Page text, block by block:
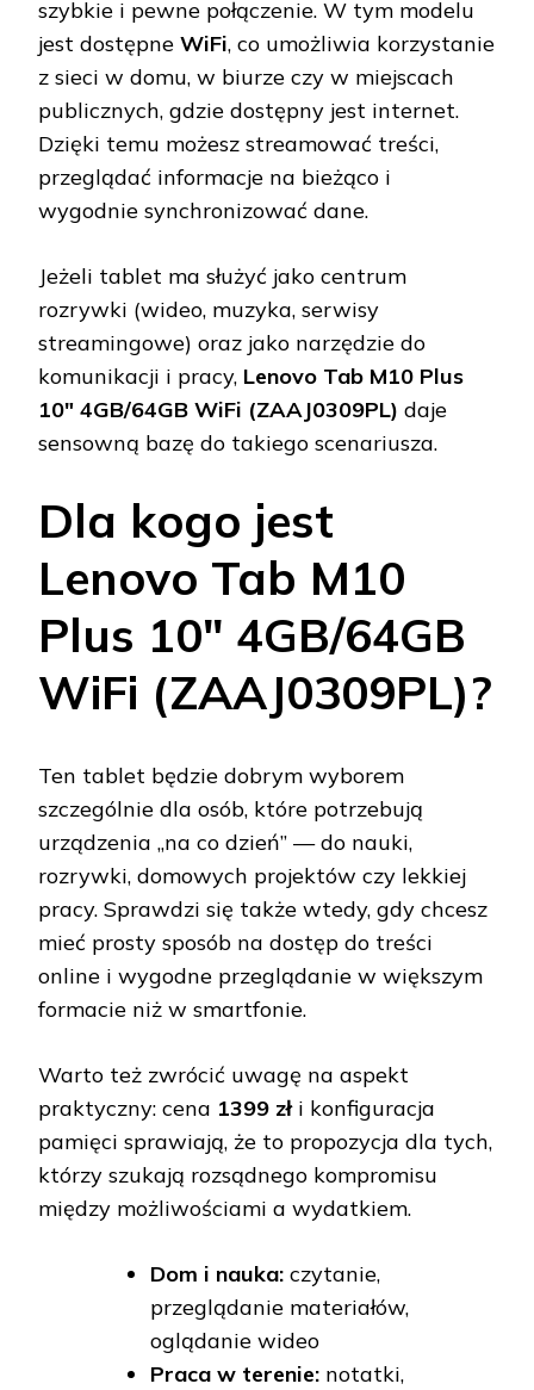
szybkie i pewne połączenie. W tym modelu
jest dostępne WiFi, co umożliwia korzystanie
z sieci w domu, w biurze czy w miejscach
publicznych, gdzie dostępny jest internet.
Dzięki temu możesz streamować treści,
przeglądać informacje na bieżąco i
wygodnie synchronizować dane.
Jeżeli tablet ma służyć jako centrum
rozrywki (wideo, muzyka, serwisy
streamingowe) oraz jako narzędzie do
komunikacji i pracy, Lenovo Tab M10 Plus
10" 4GB/64GB WiFi (ZAAJ0309PL) daje
sensowną bazę do takiego scenariusza.
Dla kogo jest
Lenovo Tab M10
Plus 10" 4GB/64GB
WiFi (ZAAJ0309PL)?
Ten tablet będzie dobrym wyborem
szczególnie dla osób, które potrzebują
urządzenia „na co dzień” — do nauki,
rozrywki, domowych projektów czy lekkiej
pracy. Sprawdzi się także wtedy, gdy chcesz
mieć prosty sposób na dostęp do treści
online i wygodne przeglądanie w większym
formacie niż w smartfonie.
Warto też zwrócić uwagę na aspekt
praktyczny: cena 1399 złi konfiguracja
pamięci sprawiają, że to propozycja dla tych,
którzy szukają rozsądnego kompromisu
między możliwościami a wydatkiem.
Dom i nauka: czytanie,
przeglądanie materiałów,
oglądanie wideo
Praca w terenie: notatki,